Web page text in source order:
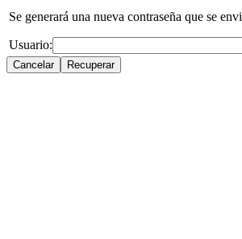
Se generará una nueva contraseña que se
Usuario: